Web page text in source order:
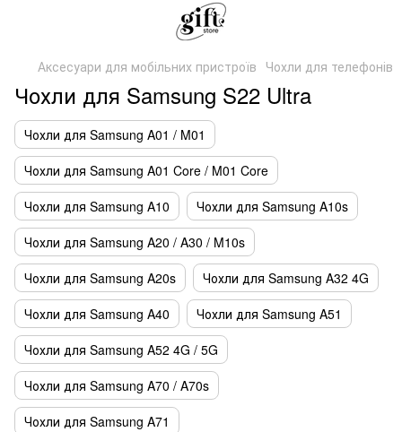
Аксесуари для мобільних пристроїв Чохли для телефонів
Чохли для Samsung S22 Ultra
Чохли для Samsung A01 / M01
Чохли для Samsung A01 Core / M01 Core
Чохли для Samsung A10
Чохли для Samsung A10s
Чохли для Samsung A20 / A30 / M10s
Чохли для Samsung A20s
Чохли для Samsung A32 4G
Чохли для Samsung A40
Чохли для Samsung A51
Чохли для Samsung A52 4G / 5G
Чохли для Samsung A70 / A70s
Чохли для Samsung A71